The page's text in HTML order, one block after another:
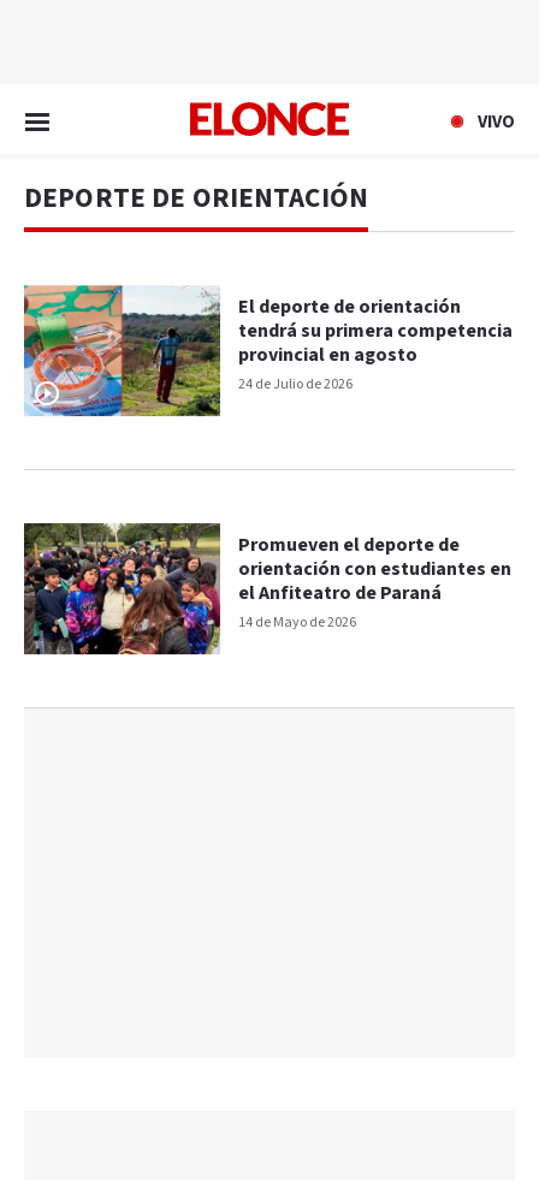
VIVO
DEPORTE DE ORIENTACIÓN
24 de Julio de 2026
El deporte de orientación
tendrá su primera competencia
provincial en agosto
14 de Mayo de 2026
Promueven el deporte de
orientación con estudiantes en
el Anfiteatro de Paraná